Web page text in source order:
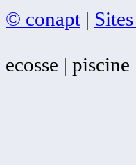
© conapt |
ecosse | piscine